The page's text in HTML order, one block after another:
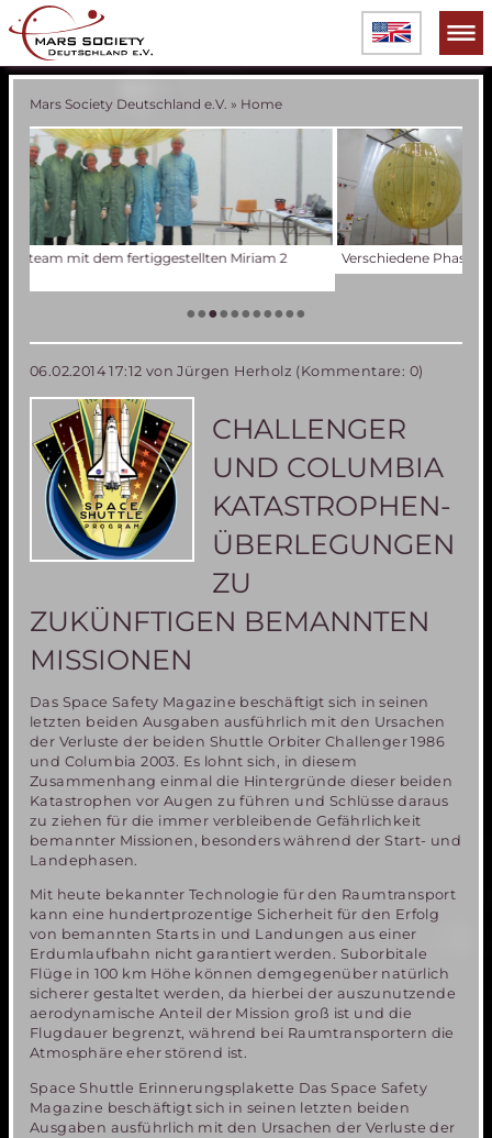
Mars Society Deutschland e.V. » Home
Verschiedene Phasen der Miriam 2 Ballonentwicklung
•••••••••••
06.02.2014 17:12 von Jürgen Herholz (Kommentare: 0)
CHALLENGER
UND COLUMBIA
KATASTROPHEN-
ÜBERLEGUNGEN
ZU
ZUKÜNFTIGEN BEMANNTEN
MISSIONEN
Das Space Safety Magazine beschäftigt sich in seinen
letzten beiden Ausgaben ausführlich mit den Ursachen
der Verluste der beiden Shuttle Orbiter Challenger 1986
und Columbia 2003. Es lohnt sich, in diesem
Zusammenhang einmal die Hintergründe dieser beiden
Katastrophen vor Augen zu führen und Schlüsse daraus
zu ziehen für die immer verbleibende Gefährlichkeit
bemannter Missionen, besonders während der Start- und
Landephasen.
Mit heute bekannter Technologie für den Raumtransport
kann eine hundertprozentige Sicherheit für den Erfolg
von bemannten Starts in und Landungen aus einer
Erdumlaufbahn nicht garantiert werden. Suborbitale
Flüge in 100 km Höhe können demgegenüber natürlich
sicherer gestaltet werden, da hierbei der auszunutzende
aerodynamische Anteil der Mission groß ist und die
Flugdauer begrenzt, während bei Raumtransportern die
Atmosphäre eher störend ist.
Space Shuttle Erinnerungsplakette Das Space Safety
Magazine beschäftigt sich in seinen letzten beiden
Ausgaben ausführlich mit den Ursachen der Verluste der